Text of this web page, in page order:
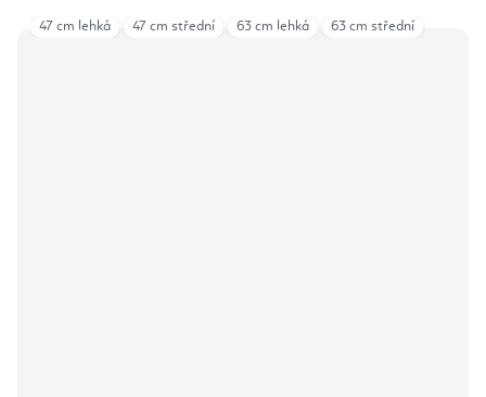
47 cm lehká 47 cm střední 63 cm lehká 63 cm střední